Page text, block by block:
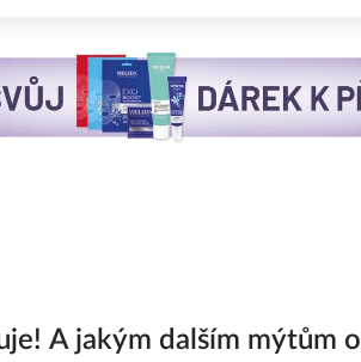
A jakým dalším mýtům o